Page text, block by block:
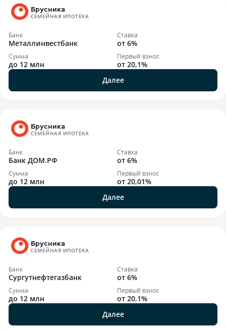
Брусника
СЕМЕЙНАЯ ИПОТЕКА
Банк
Металлинвестбанк
Ставка
от 6%
Сумма
до 12 млн
Первый взнос
от 20,1%
Далее
Брусника
СЕМЕЙНАЯ ИПОТЕКА
Банк
Банк ДОМ.РФ
Ставка
от 6%
Сумма
до 12 млн
Первый взнос
от 20,01%
Далее
Брусника
СЕМЕЙНАЯ ИПОТЕКА
Банк
Сургутнефтегазбанк
Ставка
от 6%
Сумма
до 12 млн
Первый взнос
от 20,1%
Далее